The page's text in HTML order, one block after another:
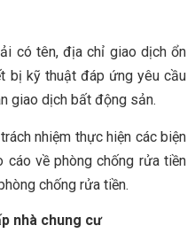
có tên, địa chỉ giao dịch ổn
bị kỹ thuật đáp ứng yêu cầu
giao dịch bất động sản.
nhiệm thực hiện các biện
cáo về phòng chống rửa tiền
chống rửa tiền.
nhà chung cư